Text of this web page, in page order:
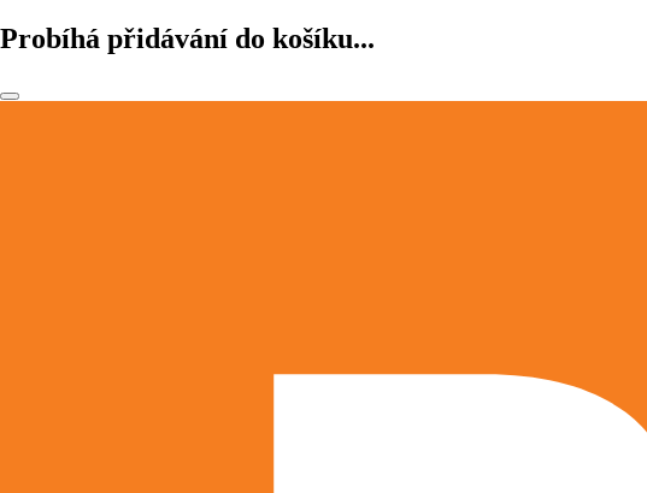
Probíhá přidávání do košíku...